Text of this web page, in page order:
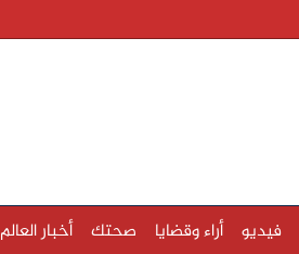
فيديو أراء وقضايا صحتك أخبار العالم